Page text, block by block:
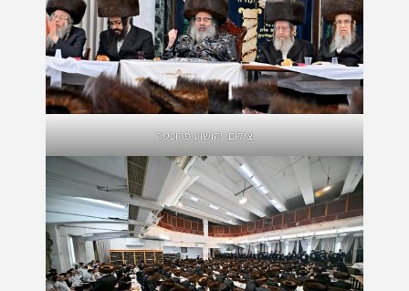
צילום: יהושוע פרוכטר